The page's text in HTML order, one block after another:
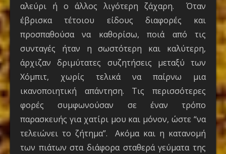
αλεύρι ή ο άλλος λιγότερη ζάχαρη. Όταν
έβρισκα τέτοιου είδους διαφορές και
προσπαθούσα να καθορίσω, ποιά από τις
συνταγές ήταν η σωστότερη και καλύτερη,
άρχιζαν δριμύτατες συζητήσεις μεταξύ των
Χόμπιτ, χωρίς τελικά να παίρνω μια
ικανοποιητική απάντηση. Τις περισσότερες
φορές συμφωνούσαν σε έναν τρόπο
παρασκευής για χατίρι μου και μόνον, ώστε “να
τελειώνει το ζήτημα”. Ακόμα και η κατανομή
των πιάτων στα διάφορα σταθερά γεύματα της